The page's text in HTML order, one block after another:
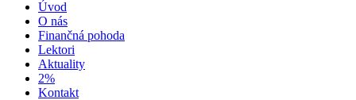
Úvod
O nás
Finančná pohoda
Lektori
Aktuality
2%
Kontakt